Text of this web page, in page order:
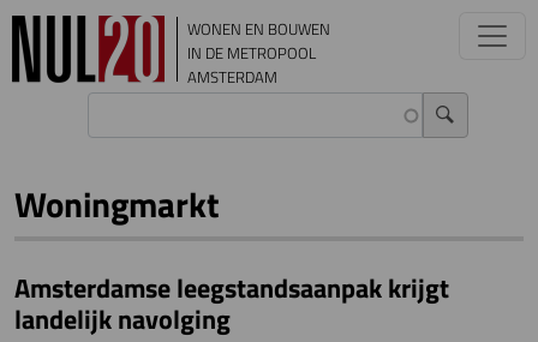
Overslaan en naar de inhoud gaan
WONEN EN BOUWEN
IN DE METROPOOL
AMSTERDAM
Woningmarkt
Amsterdamse leegstandsaanpak krijgt
landelijk navolging